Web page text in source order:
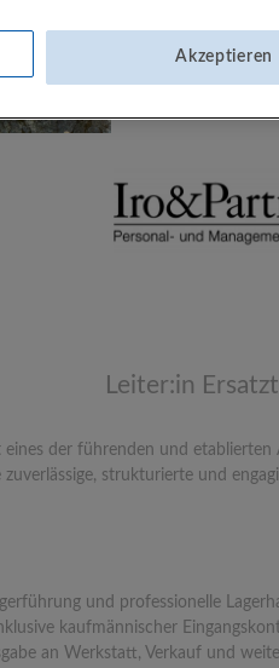
Leiter:in
eines der führenden und etablierten
zuverlässige, strukturierte und
und professionelle
kaufmännischer
an Werkstatt, Verkauf und
Akzeptieren